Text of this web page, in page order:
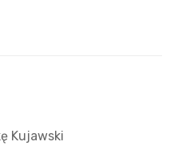
Kujawski